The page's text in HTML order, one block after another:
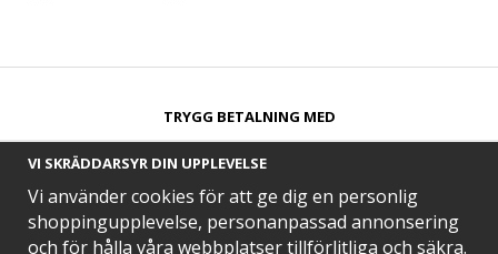
TRYGG BETALNING MED​
VI SKRÄDDARSYR DIN UPPLEVELSE
Vi använder cookies för att ge dig en personlig
shoppingupplevelse, personanpassad annonsering
och för hålla våra webbplatser tillförlitliga och säkra.